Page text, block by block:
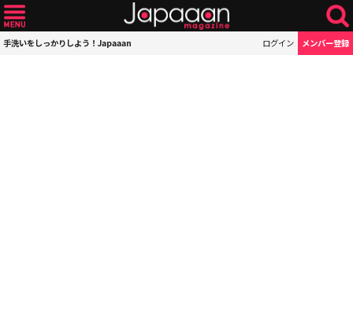
手洗いをしっかりしよう！Japaaan ログイン メンバー登録